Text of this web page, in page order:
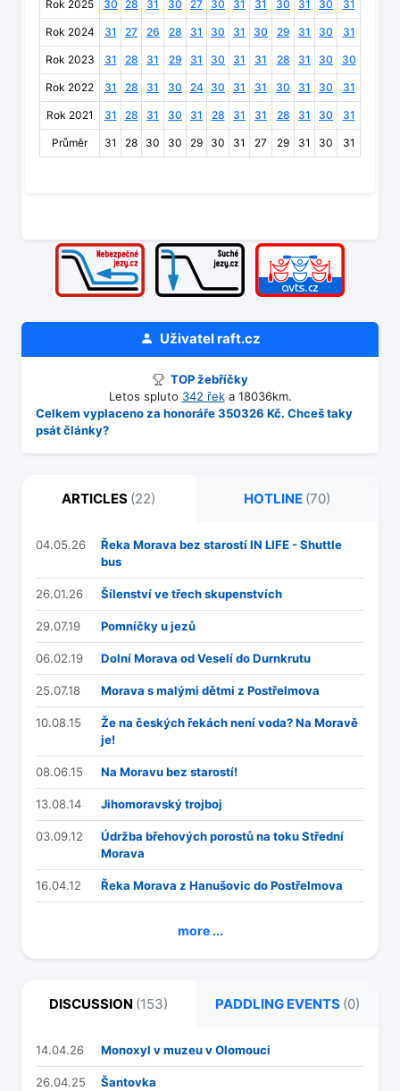
Rok 2025 30 28 31 30 27 30 31 31 30 31 30 31
Rok 2024 31 27 26 28 31 30 31 30 29 31 30 31
Rok 2023 31 28 31 29 31 30 31 31 28 31 30 30
Rok 2022 31 28 31 30 24 30 31 31 30 31 30 31
Rok 2021 31 28 31 30 31 28 31 31 28 31 30 31
Průměr 31 28 30 30 29 30 31 27 29 31 30 31
Uživatelraft.cz
TOP žebříčky
Letos spluto 342 řeka 18036km.
Celkem vyplaceno za honoráře 350326 Kč. Chceš taky
psát články?
ARTICLES (22) HOTLINE (70)
04.05.26
Řeka Morava bez starostí IN LIFE - Shuttle
bus
26.01.26 Šílenství ve třech skupenstvích
29.07.19 Pomníčky u jezů
06.02.19 Dolní Morava od Veselí do Durnkrutu
25.07.18 Morava s malými dětmi z Postřelmova
10.08.15
Že na českých řekách není voda? Na Moravě
je!
08.06.15 Na Moravu bez starostí!
13.08.14 Jihomoravský trojboj
03.09.12
Údržba břehových porostů na toku Střední
Morava
16.04.12 Řeka Morava z Hanušovic do Postřelmova
more ...
DISCUSSION (153) PADDLING EVENTS (0)
14.04.26 Monoxyl v muzeu v Olomouci
26.04.25 Šantovka